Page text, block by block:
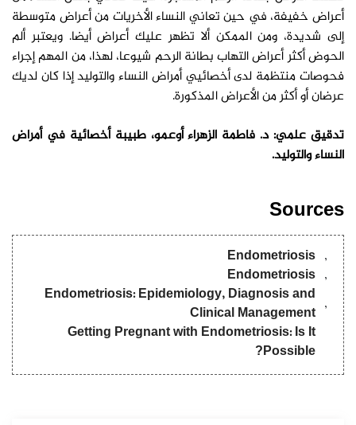
أعراض خفيفة، في حين تعاني النساء الأخريات من أعراض متوسطة
إلى شديدة، ومن الممكن ألا تظهر عليك أعراض أيضا. ويعتبر ألم
الحوض أكثر أعراض التهاب بطانة الرحم شيوعا، لهذا، من المهم إجراء
فحوصات منتظمة لدى أخصائيي أمراض النساء والتوليد إذا كان لديك
عرضان أو أكثر من الأعراض المذكورة.
تدقيق علمي: د. فاطمة الزهراء أوعمو، طبيبة أخصائية في أمراض
النساء والتوليد.
Sources
Endometriosis
Endometriosis
Endometriosis: Epidemiology, Diagnosis and
Clinical Management
Getting Pregnant with Endometriosis: Is It
Possible?